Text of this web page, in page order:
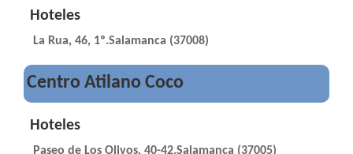
Hoteles
La Rua, 46, 1º.Salamanca (37008)
Centro Atilano Coco
Hoteles
Paseo de Los Olivos, 40-42.Salamanca (37005)